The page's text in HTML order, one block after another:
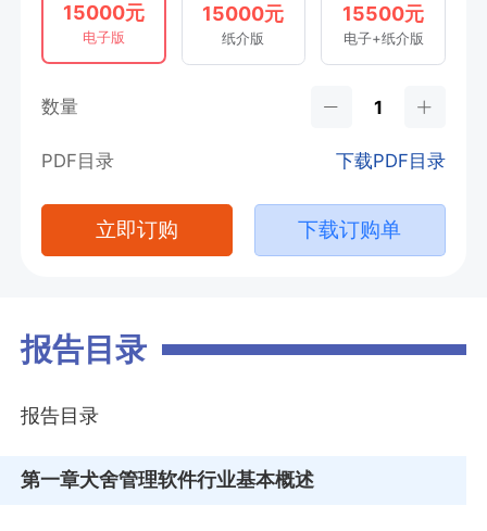
15000元
电子版
15000元
纸介版
15500元
电子+纸介版
数量
PDF目录 下载PDF目录
立即订购 下载订购单
报告目录
报告目录
第一章犬舍管理软件行业基本概述